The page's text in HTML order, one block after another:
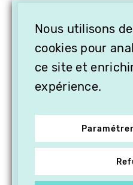
Nous utilisons
cookies pour
ce site et
expérience.
OFFREZ
CADEAU,
PROCHES